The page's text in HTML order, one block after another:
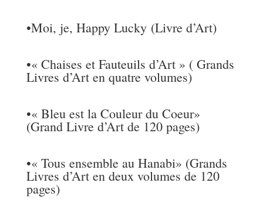
•Moi, je, Happy Lucky(Livre d’Art)
•« Chaises et Fauteuils d’Art » ( Grands
Livres d’Art en quatre volumes)
•« Bleu est la Couleur du Coeur»
(Grand Livre d’Art de 120 pages)
•« Tous ensemble au Hanabi» (Grands
Livres d’Art en deux volumes de 120
pages)